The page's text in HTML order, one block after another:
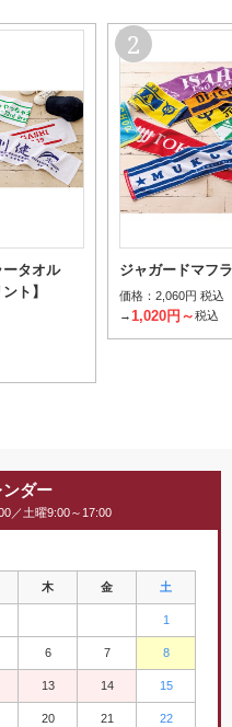
タオル
ト】
ジャガードマフ
価格： 2,060円 税込
→1,020円～税込
ダー
／土曜9:00～17:00
木 金 土
1
6 7 8
13 14 15
20 21 22